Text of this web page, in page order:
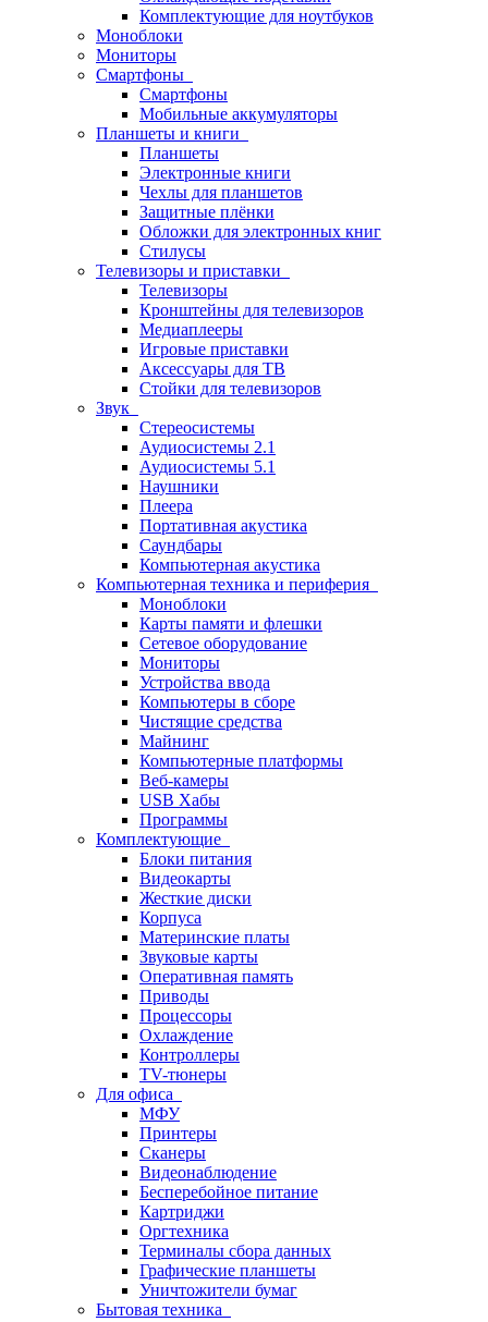
Комплектующие для ноутбуков
Моноблоки
Мониторы
Смартфоны
Смартфоны
Мобильные аккумуляторы
Планшеты и книги
Планшеты
Электронные книги
Чехлы для планшетов
Защитные плёнки
Обложки для электронных книг
Стилусы
Телевизоры и приставки
Телевизоры
Кронштейны для телевизоров
Медиаплееры
Игровые приставки
Аксессуары для ТВ
Стойки для телевизоров
Звук
Стереосистемы
Аудиосистемы 2.1
Аудиосистемы 5.1
Наушники
Плеера
Портативная акустика
Саундбары
Компьютерная акустика
Компьютерная техника и периферия
Моноблоки
Карты памяти и флешки
Сетевое оборудование
Мониторы
Устройства ввода
Компьютеры в сборе
Чистящие средства
Майнинг
Компьютерные платформы
Веб-камеры
USB Хабы
Программы
Комплектующие
Блоки питания
Видеокарты
Жесткие диски
Корпуса
Материнские платы
Звуковые карты
Оперативная память
Приводы
Процессоры
Охлаждение
Контроллеры
TV-тюнеры
Для офиса
МФУ
Принтеры
Сканеры
Видеонаблюдение
Бесперебойное питание
Картриджи
Оргтехника
Терминалы сбора данных
Графические планшеты
Уничтожители бумаг
Бытовая техника